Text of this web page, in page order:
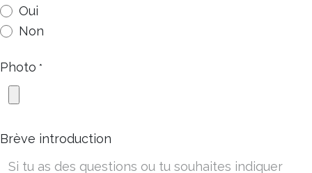
Oui
Non
Photo *
Brève introduction